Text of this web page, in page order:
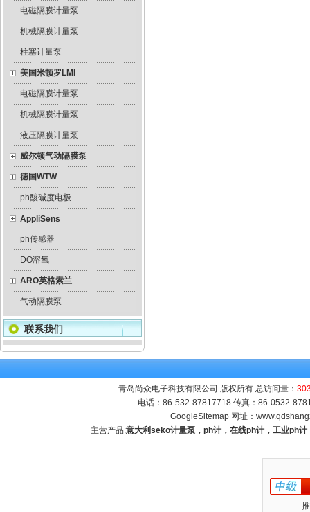
电磁隔膜计量泵
机械隔膜计量泵
柱塞计量泵
美国米顿罗LMI
电磁隔膜计量泵
机械隔膜计量泵
液压隔膜计量泵
威尔顿气动隔膜泵
德国WTW
ph酸碱度电极
AppliSens
ph传感器
DO溶氧
ARO英格索兰
气动隔膜泵
联系我们
青岛尚众电子科技有限公司 版权所有 总访问量：
电话：86-532-87817718 传真：86-0532-
GoogleSitemap 网址：
主营产品:意大利seko计量泵，ph计，在线ph计，工业ph